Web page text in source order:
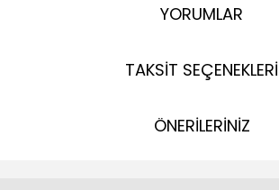
YORUMLAR
TAKSİT SEÇENEKLERİ
ÖNERİLERİNİZ